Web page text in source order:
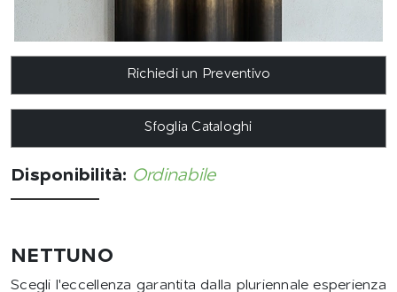
Richiedi un Preventivo
Sfoglia Cataloghi
Disponibilità: Ordinabile
NETTUNO
Scegli l'eccellenza garantita dalla pluriennale esperienza